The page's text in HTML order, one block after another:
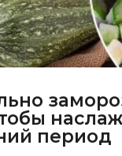
период